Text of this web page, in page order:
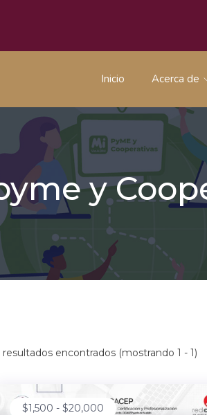
Inicio Acerca de
y
resultados encontrados (mostrando 1 - 1)
$1,500 - $20,000